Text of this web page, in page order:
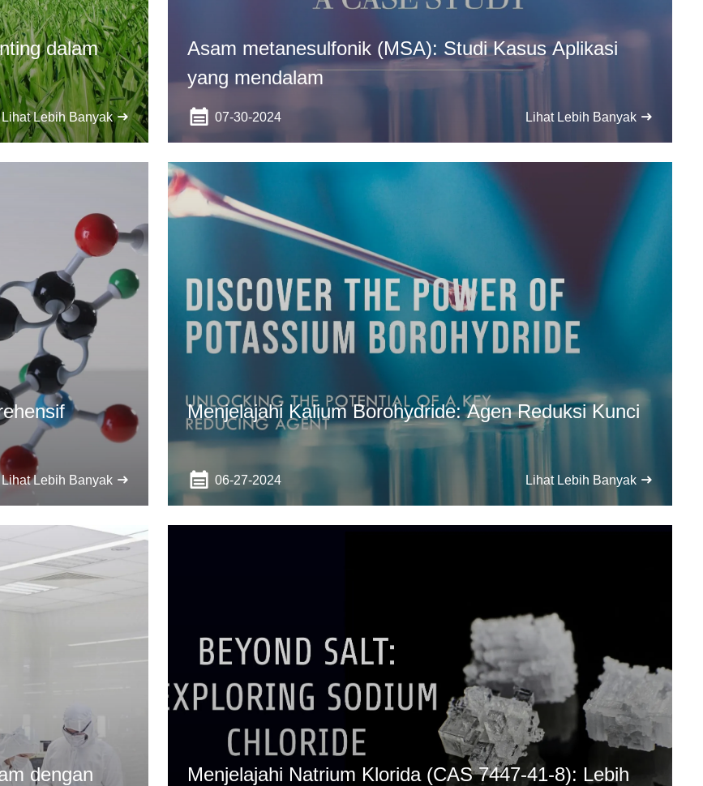
dalam
Lihat Lebih Banyak
Asam metanesulfonik (MSA): Studi Kasus Aplikasi
yang mendalam
07-30-2024 Lihat Lebih Banyak
Lihat Lebih Banyak
Menjelajahi Kalium Borohydride: Agen Reduksi Kunci
06-27-2024 Lihat Lebih Banyak
dengan
Menjelajahi Natrium Klorida (CAS 7447-41-8): Lebih